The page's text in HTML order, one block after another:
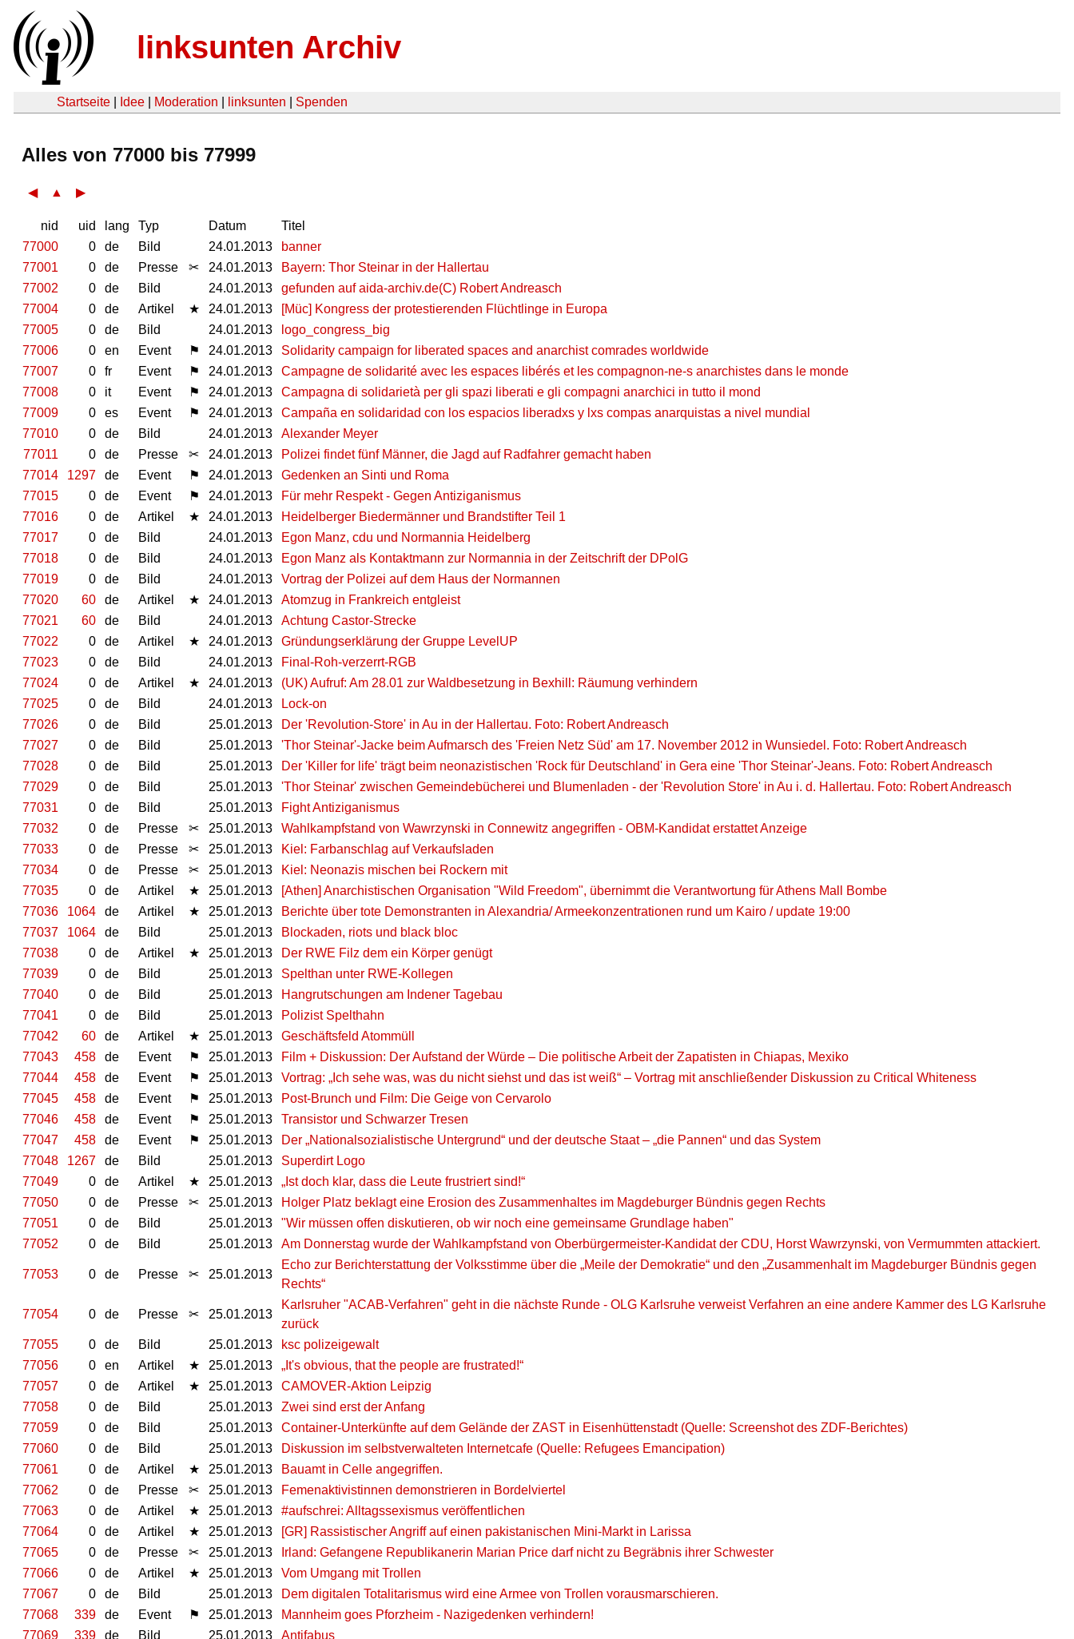
linksunten Archiv
Startseite Idee Moderation linksunten Spenden
Alles von 77000 bis 77999
◀ ▲ ▶
nid uid lang Typ Datum
Titel
77000
0 de Bild 24.01.2013
banner
77001
0 de Presse ✂ 24.01.2013
Bayern: Thor Steinar in der Hallertau
77002
0 de Bild 24.01.2013
gefunden auf aida-archiv.de(C) Robert Andreasch
77004
0 de Artikel ★ 24.01.2013
[Müc] Kongress der protestierenden Flüchtlinge in Europa
77005
0 de Bild 24.01.2013
logo_congress_big
77006
0 en Event ⚑ 24.01.2013
Solidarity campaign for liberated spaces and anarchist comrades worldwide
77007
0 fr Event ⚑ 24.01.2013
Campagne de solidarité avec les espaces libérés et les compagnon-ne-s anarchistes dans le monde
77008
0 it Event ⚑ 24.01.2013
Campagna di solidarietà per gli spazi liberati e gli compagni anarchici in tutto il mond
77009
0 es Event ⚑ 24.01.2013
Campaña en solidaridad con los espacios liberadxs y lxs compas anarquistas a nivel mundial
77010
0 de Bild 24.01.2013
Alexander Meyer
77011
0 de Presse ✂ 24.01.2013
Polizei findet fünf Männer, die Jagd auf Radfahrer gemacht haben
77014
1297 de Event ⚑ 24.01.2013
Gedenken an Sinti und Roma
77015
0 de Event ⚑ 24.01.2013
Für mehr Respekt - Gegen Antiziganismus
77016
0 de Artikel ★ 24.01.2013
Heidelberger Biedermänner und Brandstifter Teil 1
77017
0 de Bild 24.01.2013
Egon Manz, cdu und Normannia Heidelberg
77018
0 de Bild 24.01.2013
Egon Manz als Kontaktmann zur Normannia in der Zeitschrift der DPolG
77019
0 de Bild 24.01.2013
Vortrag der Polizei auf dem Haus der Normannen
77020
60 de Artikel ★ 24.01.2013
Atomzug in Frankreich entgleist
77021
60 de Bild 24.01.2013
Achtung Castor-Strecke
77022
0 de Artikel ★ 24.01.2013
Gründungserklärung der Gruppe LevelUP
77023
0 de Bild 24.01.2013
Final-Roh-verzerrt-RGB
77024
0 de Artikel ★ 24.01.2013
(UK) Aufruf: Am 28.01 zur Waldbesetzung in Bexhill: Räumung verhindern
77025
0 de Bild 24.01.2013
Lock-on
77026
0 de Bild 25.01.2013
Der 'Revolution-Store' in Au in der Hallertau. Foto: Robert Andreasch
77027
0 de Bild 25.01.2013
'Thor Steinar'-Jacke beim Aufmarsch des 'Freien Netz Süd' am 17. November 2012 in Wunsiedel. Foto: Robert Andreasch
77028
0 de Bild 25.01.2013
Der 'Killer for life' trägt beim neonazistischen 'Rock für Deutschland' in Gera eine 'Thor Steinar'-Jeans. Foto: Robert Andreasch
77029
0 de Bild 25.01.2013
'Thor Steinar' zwischen Gemeindebücherei und Blumenladen - der 'Revolution Store' in Au i. d. Hallertau. Foto: Robert Andreasch
77031
0 de Bild 25.01.2013
Fight Antiziganismus
77032
0 de Presse ✂ 25.01.2013
Wahlkampfstand von Wawrzynski in Connewitz angegriffen - OBM-Kandidat erstattet Anzeige
77033
0 de Presse ✂ 25.01.2013
Kiel: Farbanschlag auf Verkaufsladen
77034
0 de Presse ✂ 25.01.2013
Kiel: Neonazis mischen bei Rockern mit
77035
0 de Artikel ★ 25.01.2013
[Athen] Anarchistischen Organisation "Wild Freedom", übernimmt die Verantwortung für Athens Mall Bombe
77036
1064 de Artikel ★ 25.01.2013
Berichte über tote Demonstranten in Alexandria/ Armeekonzentrationen rund um Kairo / update 19:00
77037
1064 de Bild 25.01.2013
Blockaden, riots und black bloc
77038
0 de Artikel ★ 25.01.2013
Der RWE Filz dem ein Körper genügt
77039
0 de Bild 25.01.2013
Spelthan unter RWE-Kollegen
77040
0 de Bild 25.01.2013
Hangrutschungen am Indener Tagebau
77041
0 de Bild 25.01.2013
Polizist Spelthahn
77042
60 de Artikel ★ 25.01.2013
Geschäftsfeld Atommüll
77043
458 de Event ⚑ 25.01.2013
Film + Diskussion: Der Aufstand der Würde – Die politische Arbeit der Zapatisten in Chiapas, Mexiko
77044
458 de Event ⚑ 25.01.2013
Vortrag: „Ich sehe was, was du nicht siehst und das ist weiß“ – Vortrag mit anschließender Diskussion zu Critical Whiteness
77045
458 de Event ⚑ 25.01.2013
Post-Brunch und Film: Die Geige von Cervarolo
77046
458 de Event ⚑ 25.01.2013
Transistor und Schwarzer Tresen
77047
458 de Event ⚑ 25.01.2013
Der „Nationalsozialistische Untergrund“ und der deutsche Staat – „die Pannen“ und das System
77048
1267 de Bild 25.01.2013
Superdirt Logo
77049
0 de Artikel ★ 25.01.2013
„Ist doch klar, dass die Leute frustriert sind!“
77050
0 de Presse ✂ 25.01.2013
Holger Platz beklagt eine Erosion des Zusammenhaltes im Magdeburger Bündnis gegen Rechts
77051
0 de Bild 25.01.2013
"Wir müssen offen diskutieren, ob wir noch eine gemeinsame Grundlage haben"
77052
0 de Bild 25.01.2013 Am Donnerstag wurde der Wahlkampfstand von Oberbürgermeister-Kandidat der CDU, Horst Wawrzynski, von Vermummten attackiert.
77053 0 de Presse ✂ 25.01.2013
Echo zur Berichterstattung der Volksstimme über die „Meile der Demokratie“ und den „Zusammenhalt im Magdeburger Bündnis gegen
Rechts“
77054 0 de Presse ✂ 25.01.2013
Karlsruher "ACAB-Verfahren" geht in die nächste Runde - OLG Karlsruhe verweist Verfahren an eine andere Kammer des LG Karlsruhe
zurück
77055
0 de Bild 25.01.2013
ksc polizeigewalt
77056
0 en Artikel ★ 25.01.2013
„It's obvious, that the people are frustrated!“
77057
0 de Artikel ★ 25.01.2013
CAMOVER-Aktion Leipzig
77058
0 de Bild 25.01.2013
Zwei sind erst der Anfang
77059
0 de Bild 25.01.2013
Container-Unterkünfte auf dem Gelände der ZAST in Eisenhüttenstadt (Quelle: Screenshot des ZDF-Berichtes)
77060
0 de Bild 25.01.2013
Diskussion im selbstverwalteten Internetcafe (Quelle: Refugees Emancipation)
77061
0 de Artikel ★ 25.01.2013
Bauamt in Celle angegriffen.
77062
0 de Presse ✂ 25.01.2013
Femenaktivistinnen demonstrieren in Bordelviertel
77063
0 de Artikel ★ 25.01.2013
#aufschrei: Alltagssexismus veröffentlichen
77064
0 de Artikel ★ 25.01.2013
[GR] Rassistischer Angriff auf einen pakistanischen Mini-Markt in Larissa
77065
0 de Presse ✂ 25.01.2013
Irland: Gefangene Republikanerin Marian Price darf nicht zu Begräbnis ihrer Schwester
77066
0 de Artikel ★ 25.01.2013
Vom Umgang mit Trollen
77067
0 de Bild 25.01.2013
Dem digitalen Totalitarismus wird eine Armee von Trollen vorausmarschieren.
77068
339 de Event ⚑ 25.01.2013
Mannheim goes Pforzheim - Nazigedenken verhindern!
77069
339 de Bild 25.01.2013
Antifabus